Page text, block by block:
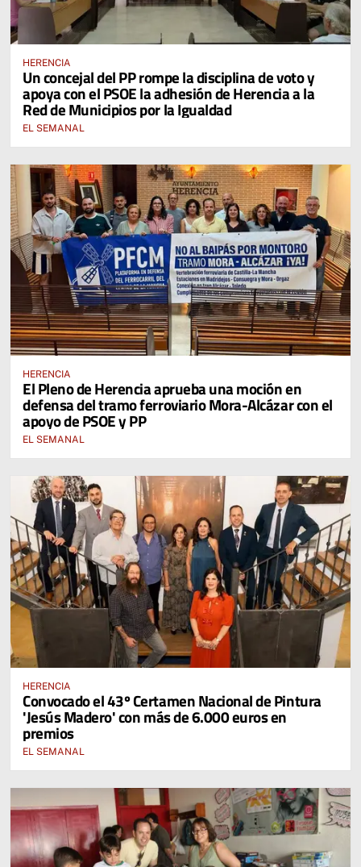
HERENCIA
Un concejal del PP rompe la disciplina de voto y
apoya con el PSOE la adhesión de Herencia a la
Red de Municipios por la Igualdad
EL SEMANAL
HERENCIA
El Pleno de Herencia aprueba una moción en
defensa del tramo ferroviario Mora-Alcázar con el
apoyo de PSOE y PP
EL SEMANAL
HERENCIA
Convocado el 43º Certamen Nacional de Pintura
'Jesús Madero' con más de 6.000 euros en
premios
EL SEMANAL